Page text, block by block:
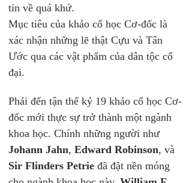
tin về quá khứ.
Mục tiêu của khảo cổ học Cơ-đốc là
xác nhận những lẽ thật Cựu và Tân
Ước qua các vật phẩm của dân tộc cổ
đại.
Phải đến tận thế kỷ 19 khảo cổ học Cơ-
đốc mới thực sự trở thành một ngành
khoa học. Chính những người như
Johann Jahn, Edward Robinson, và
Sir Flinders Petrie đã đặt nền móng